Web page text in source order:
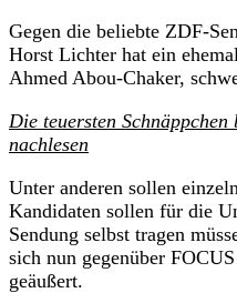
Gegen die beliebte ZDF-
Horst Lichter hat ein
Ahmed Abou-Chaker,
Die teuersten
nachlesen
Unter anderen sollen
Kandidaten sollen für die
Sendung selbst tragen
sich nun gegenüber
geäußert.